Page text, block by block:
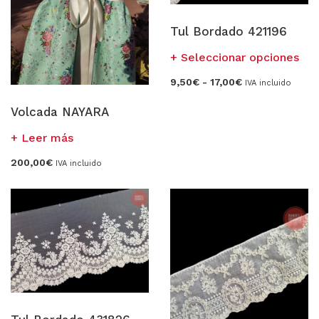
Volcada NAYARA
Leer más
200,00€ IVA incluido
Tul Bordado 421196
Seleccionar opciones
en
la
de
9,50€ - 17,00€Rango
IVA incluido